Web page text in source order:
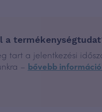
a
tart a jelentkezési
– bővebb